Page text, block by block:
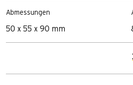
Abmessungen
50 x 55 x 90 mm